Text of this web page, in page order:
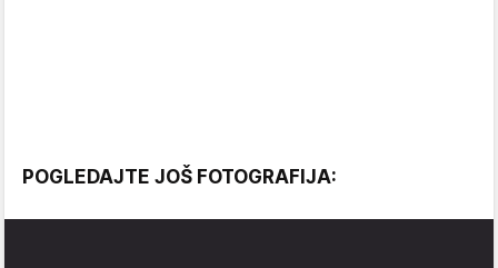
POGLEDAJTE JOŠ FOTOGRAFIJA: